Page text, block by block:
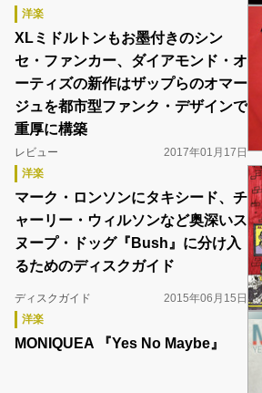
洋楽
XLミドルトンもお墨付きのシン
セ・ファンカー、ダイアモンド・オ
ーティズの新作はザップらのオマー
ジュを都市型ファンク・デザインで
重厚に構築
レビュー
2017年01月17日
洋楽
マーク・ロンソンにタキシード、チ
ャーリー・ウィルソンなど奥深いス
ヌープ・ドッグ『Bush』に分け入
るためのディスクガイド
ディスクガイド
2015年06月15日
洋楽
MONIQUEA 『Yes No Maybe』